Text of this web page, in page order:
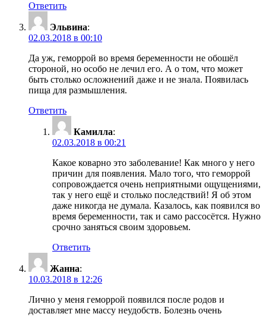
Ответить
Эльвина:
02.03.2018 в 00:10
Да уж, геморрой во время беременности не обошёл
стороной, но особо не лечил его. А о том, что может
быть столько осложнений даже и не знала. Появилась
пища для размышления.
Ответить
Камилла:
02.03.2018 в 00:21
Какое коварно это заболевание! Как много у него
причин для появления. Мало того, что геморрой
сопровождается очень неприятными ощущениями,
так у него ещё и столько последствий! Я об этом
даже никогда не думала. Казалось, как появился во
время беременности, так и само рассосётся. Нужно
срочно заняться своим здоровьем.
Ответить
Жанна:
10.03.2018 в 12:26
Лично у меня геморрой появился после родов и
доставляет мне массу неудобств. Болезнь очень